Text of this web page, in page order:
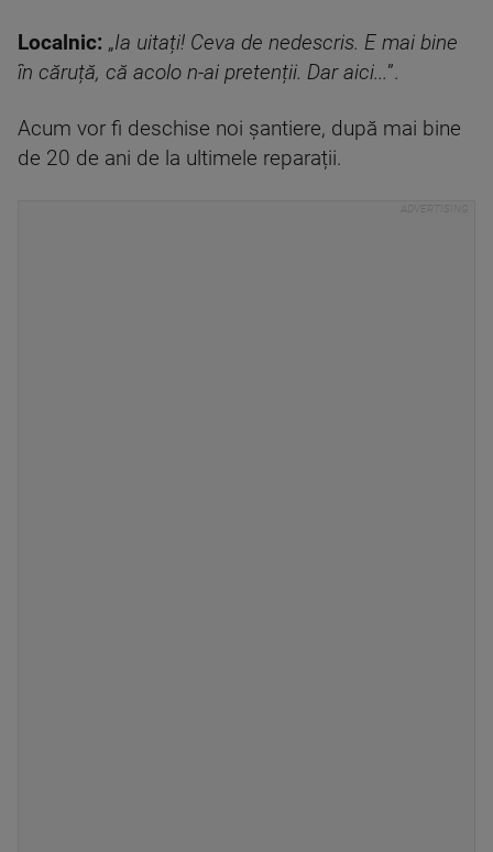
Localnic: „Ia uitați! Ceva de nedescris. E mai bine
în căruță, că acolo n-ai pretenții. Dar aici...”.
Acum vor fi deschise noi șantiere, după mai bine
de 20 de ani de la ultimele reparații.